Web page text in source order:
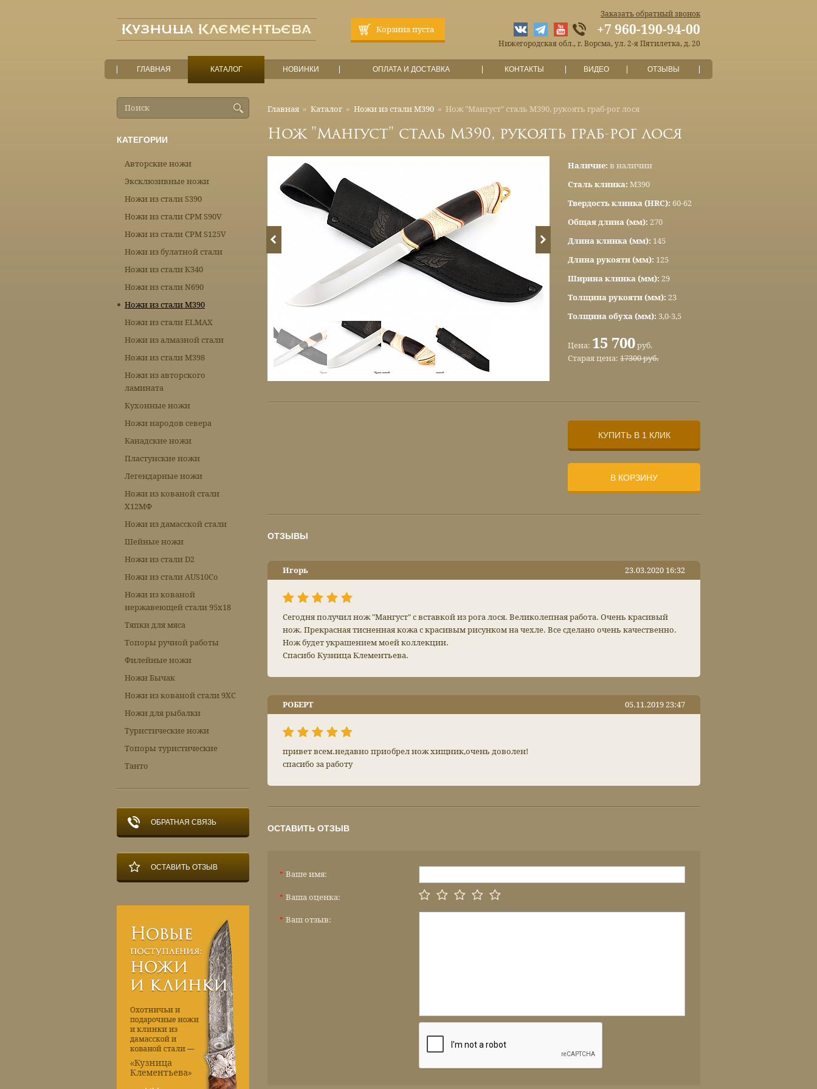
Корзина пуста
Заказать обратный звонок
+7 960-190-94-00
Нижегородская обл., г. Ворсма, ул. 2-я Пятилетка, д. 20
ГЛАВНАЯ КАТАЛОГ НОВИНКИ ОПЛАТА И ДОСТАВКА КОНТАКТЫ ВИДЕО ОТЗЫВЫ
Главная » Каталог » Ножи из стали М390 » Нож "Мангуст" сталь М390, рукоять граб-рог лося
Нож "Мангуст" сталь М390, рукоять граб-рог лося
Наличие: в наличии
Сталь клинка: М390
Твердость клинка (HRC): 60-62
Общая длина (мм): 270
Длина клинка (мм): 145
Длина рукояти (мм): 125
Ширина клинка (мм): 29
Толщина рукояти (мм): 23
Толщина обуха (мм): 3,0-3,5
Цена: 15 700 руб.
Старая цена: 17300 руб.
КУПИТЬ В 1 КЛИК
В КОРЗИНУ
ОТЗЫВЫ
Игорь 23.03.2020 16:32
Сегодня получил нож "Мангуст" с вставкой из рога лося. Великолепная работа. Очень красивый
нож. Прекрасная тисненная кожа с красивым рисунком на чехле. Все сделано очень качественно.
Нож будет украшением моей коллекции.
Спасибо Кузница Клементьева.
РОБЕРТ 05.11.2019 23:47
привет всем.недавно приобрел нож хищник,очень доволен!
спасибо за работу
ОСТАВИТЬ ОТЗЫВ
Ваше имя:
*
Ваша оценка:
*
Ваш отзыв:
*
КАТЕГОРИИ
Авторские ножи
Эксклюзивные ножи
Ножи из стали S390
Ножи из стали CPM S90V
Ножи из стали CPM S125V
Ножи из булатной стали
Ножи из стали К340
Ножи из стали N690
Ножи из стали М390
Ножи из стали ELMAX
Ножи из алмазной стали
Ножи из стали М398
Ножи из авторского
ламината
Кухонные ножи
Ножи народов севера
Канадские ножи
Пластунские ножи
Легендарные ножи
Ножи из кованой стали
Х12МФ
Ножи из дамасской стали
Шейные ножи
Ножи из стали D2
Ножи из стали AUS10Co
Ножи из кованой
нержавеющей стали 95х18
Тяпки для мяса
Топоры ручной работы
Филейные ножи
Ножи Бычак
Ножи из кованой стали 9ХС
Ножи для рыбалки
Туристические ножи
Топоры туристические
Танто
ОБРАТНАЯ СВЯЗЬ
ОСТАВИТЬ ОТЗЫВ